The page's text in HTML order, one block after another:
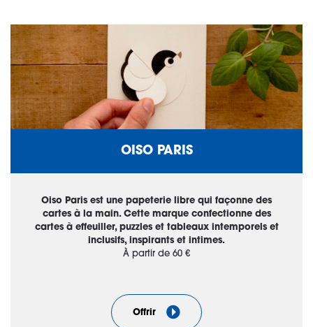
OISO PARIS
Oiso Paris est une papeterie libre qui façonne des
cartes à la main. Cette marque confectionne des
cartes à effeuiller, puzzles et tableaux intemporels et
inclusifs, inspirants et intimes.
À partir de 60 €
Offrir